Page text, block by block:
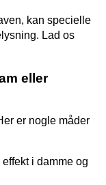
kan specielle
Lad os
eller
er nogle måder
i damme og